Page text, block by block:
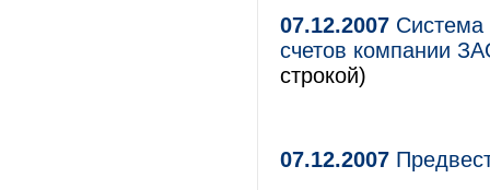
07.12.2007 Система
счетов компании
строкой)
07.12.2007